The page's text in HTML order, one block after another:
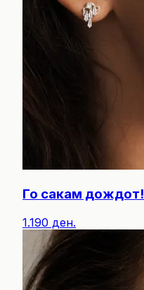
Го сакам дождот!
1.190 ден.